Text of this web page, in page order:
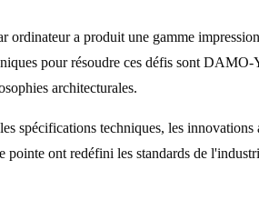
ordinateur a produit une gamme
pour résoudre ces défis sont
architecturales.
spécifications techniques, les
pointe ont redéfini les standards de